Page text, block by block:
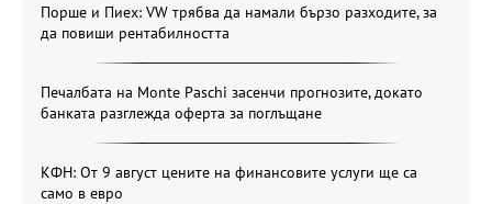
Порше и Пиех: VW трябва да намали бързо разходите, за
да повиши рентабилността
Печалбата на Monte Paschi засенчи прогнозите, докато
банката разглежда оферта за поглъщане
КФН: От 9 август цените на финансовите услуги ще са
само в евро